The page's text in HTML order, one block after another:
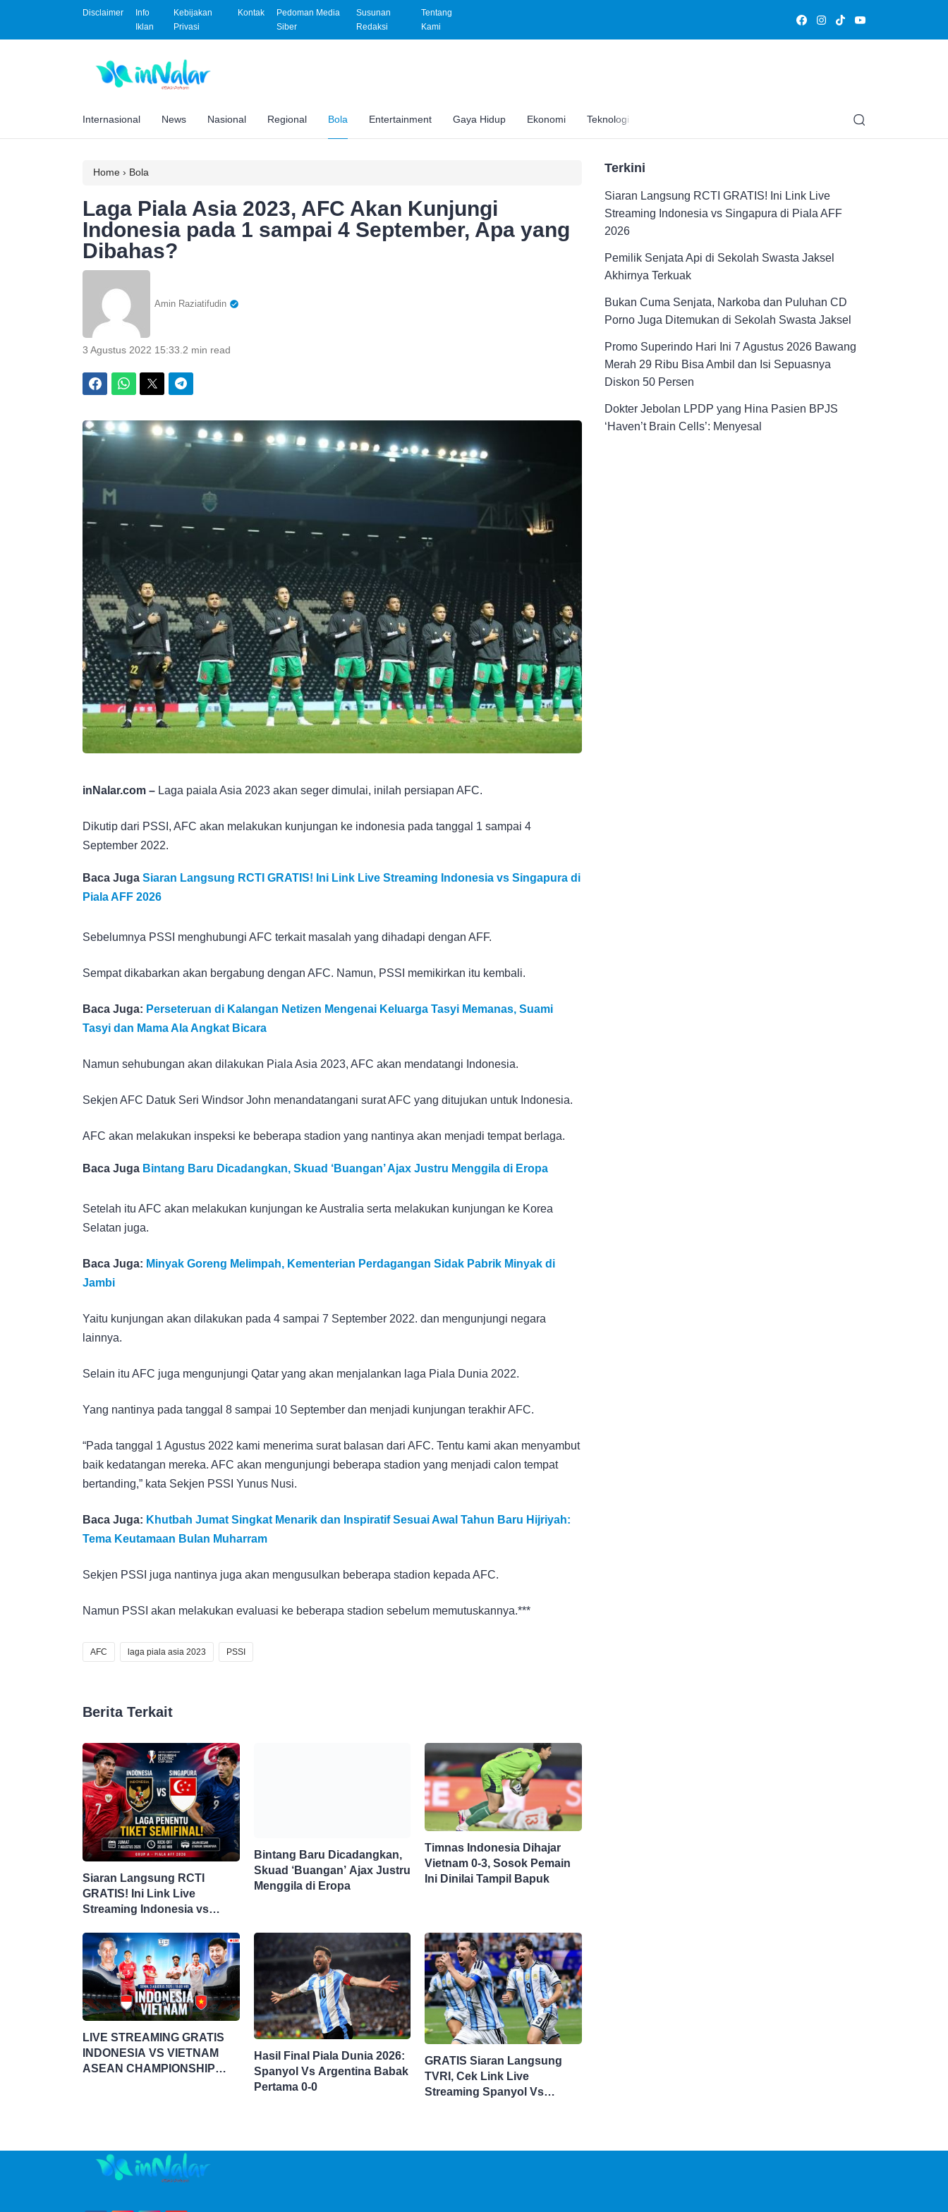
Disclaimer
Info
Iklan
Kebijakan
Privasi
Kontak
Pedoman Media
Siber
Susunan
Redaksi
Tentang
Kami
Internasional News Nasional Regional Bola Entertainment Gaya Hidup Ekonomi Teknologi Edukasi
Home › Bola
Laga Piala Asia 2023, AFC Akan Kunjungi
Indonesia pada 1 sampai 4 September, Apa yang
Dibahas?
Amin Raziatifudin
3 Agustus 2022 15:33 2 min read
inNalar.com – Laga paiala Asia 2023 akan seger dimulai, inilah persiapan AFC.
Dikutip dari PSSI, AFC akan melakukan kunjungan ke indonesia pada tanggal 1 sampai 4
September 2022.
Baca Juga Siaran Langsung RCTI GRATIS! Ini Link Live Streaming Indonesia vs Singapura di
Piala AFF 2026
Sebelumnya PSSI menghubungi AFC terkait masalah yang dihadapi dengan AFF.
Sempat dikabarkan akan bergabung dengan AFC. Namun, PSSI memikirkan itu kembali.
Baca Juga: Perseteruan di Kalangan Netizen Mengenai Keluarga Tasyi Memanas, Suami
Tasyi dan Mama Ala Angkat Bicara
Namun sehubungan akan dilakukan Piala Asia 2023, AFC akan mendatangi Indonesia.
Sekjen AFC Datuk Seri Windsor John menandatangani surat AFC yang ditujukan untuk Indonesia.
AFC akan melakukan inspeksi ke beberapa stadion yang nantinya akan menjadi tempat berlaga.
Baca Juga Bintang Baru Dicadangkan, Skuad ‘Buangan’ Ajax Justru Menggila di Eropa
Setelah itu AFC akan melakukan kunjungan ke Australia serta melakukan kunjungan ke Korea
Selatan juga.
Baca Juga: Minyak Goreng Melimpah, Kementerian Perdagangan Sidak Pabrik Minyak di
Jambi
Yaitu kunjungan akan dilakukan pada 4 sampai 7 September 2022. dan mengunjungi negara
lainnya.
Selain itu AFC juga mengunjungi Qatar yang akan menjalankan laga Piala Dunia 2022.
Yang nantinya pada tanggal 8 sampai 10 September dan menjadi kunjungan terakhir AFC.
“Pada tanggal 1 Agustus 2022 kami menerima surat balasan dari AFC. Tentu kami akan menyambut
baik kedatangan mereka. AFC akan mengunjungi beberapa stadion yang menjadi calon tempat
bertanding,” kata Sekjen PSSI Yunus Nusi.
Baca Juga: Khutbah Jumat Singkat Menarik dan Inspiratif Sesuai Awal Tahun Baru Hijriyah:
Tema Keutamaan Bulan Muharram
Sekjen PSSI juga nantinya juga akan mengusulkan beberapa stadion kepada AFC.
Namun PSSI akan melakukan evaluasi ke beberapa stadion sebelum memutuskannya.***
AFC laga piala asia 2023 PSSI
Berita Terkait
Siaran Langsung RCTI
GRATIS! Ini Link Live
Streaming Indonesia vs
Bintang Baru Dicadangkan,
Skuad ‘Buangan’ Ajax Justru
Menggila di Eropa
Timnas Indonesia Dihajar
Vietnam 0-3, Sosok Pemain
Ini Dinilai Tampil Bapuk
LIVE STREAMING GRATIS
INDONESIA VS VIETNAM
ASEAN CHAMPIONSHIP
Hasil Final Piala Dunia 2026:
Spanyol Vs Argentina Babak
Pertama 0-0
GRATIS Siaran Langsung
TVRI, Cek Link Live
Streaming Spanyol Vs
Terkini
Siaran Langsung RCTI GRATIS! Ini Link Live
Streaming Indonesia vs Singapura di Piala AFF
2026
Pemilik Senjata Api di Sekolah Swasta Jaksel
Akhirnya Terkuak
Bukan Cuma Senjata, Narkoba dan Puluhan CD
Porno Juga Ditemukan di Sekolah Swasta Jaksel
Promo Superindo Hari Ini 7 Agustus 2026 Bawang
Merah 29 Ribu Bisa Ambil dan Isi Sepuasnya
Diskon 50 Persen
Dokter Jebolan LPDP yang Hina Pasien BPJS
‘Haven’t Brain Cells’: Menyesal